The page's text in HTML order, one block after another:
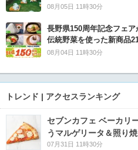
08月05日 11時30分
長野県150周年記念フェ
伝統野菜を使った新商品
08月04日 11時30分
トレンド | アクセスランキング
セブンカフェ ベーカリ
うマルゲリータ＆照り
07月31日 11時30分